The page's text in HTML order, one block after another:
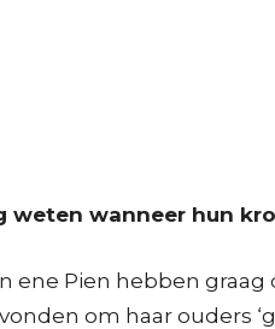
weten wanneer hun
ene Pien hebben
om haar ouders